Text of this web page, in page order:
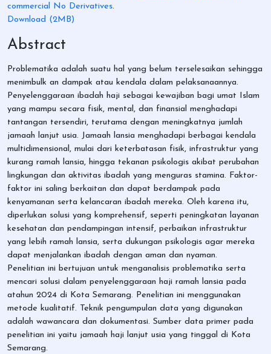
commercial No Derivatives.
Download (2MB)
Abstract
Problematika adalah suatu hal yang belum terselesaikan sehingga
menimbulk an dampak atau kendala dalam pelaksanaannya.
Penyelenggaraan ibadah haji sebagai kewajiban bagi umat Islam
yang mampu secara fisik, mental, dan finansial menghadapi
tantangan tersendiri, terutama dengan meningkatnya jumlah
jamaah lanjut usia. Jamaah lansia menghadapi berbagai kendala
multidimensional, mulai dari keterbatasan fisik, infrastruktur yang
kurang ramah lansia, hingga tekanan psikologis akibat perubahan
lingkungan dan aktivitas ibadah yang menguras stamina. Faktor-
faktor ini saling berkaitan dan dapat berdampak pada
kenyamanan serta kelancaran ibadah mereka. Oleh karena itu,
diperlukan solusi yang komprehensif, seperti peningkatan layanan
kesehatan dan pendampingan intensif, perbaikan infrastruktur
yang lebih ramah lansia, serta dukungan psikologis agar mereka
dapat menjalankan ibadah dengan aman dan nyaman.
Penelitian ini bertujuan untuk menganalisis problematika serta
mencari solusi dalam penyelenggaraan haji ramah lansia pada
atahun 2024 di Kota Semarang. Penelitian ini menggunakan
metode kualitatif. Teknik pengumpulan data yang digunakan
adalah wawancara dan dokumentasi. Sumber data primer pada
penelitian ini yaitu jamaah haji lanjut usia yang tinggal di Kota
Semarang.